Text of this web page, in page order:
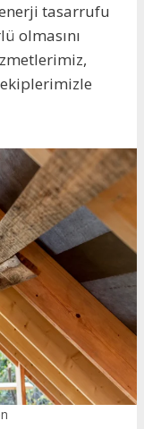
enerji tasarrufu
olmasını